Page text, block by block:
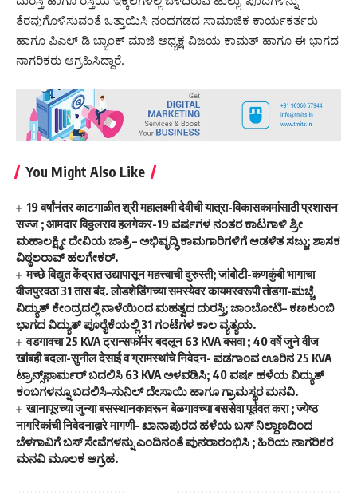
ತೆರವುಗೊಳಿಸುವಂತೆ ಒತ್ತಾಯಿಸಿ ನಂದಗಡದ ಸಾಮಾಜಿಕ ಕಾರ್ಯಕರ್ತರು
ಹಾಗೂ ಪಿಎಲ್ ಡಿ ಬ್ಯಾಂಕ್ ಮಾಜಿ ಅಧ್ಯಕ್ಷ ವಿಜಯ ಕಾಮತ್ ಹಾಗೂ ಈ ಭಾಗದ
ನಾಗರಿಕರು ಆಗ್ರಹಿಸಿದ್ದಾರೆ.
You Might Also Like
19 वर्षांनंतर काटगाळीत श्री महालक्ष्मी देवीची यात्रा-विकासकामांसाठी प्रशासन
सज्ज ; आमदार विठ्ठलराव हलगेकर-19 ವರ್ಷಗಳ ನಂತರ ಕಾಟಗಾಳಿ ಶ್ರೀ
ಮಹಾಲಕ್ಷ್ಮೀ ದೇವಿಯ ಜಾತ್ರೆ – ಅಭಿವೃದ್ಧಿ ಕಾಮಗಾರಿಗಳಿಗೆ ಆಡಳಿತ ಸಜ್ಜು; ಶಾಸಕ
ವಿಠ್ಠಲರಾವ್ ಹಲಗೇಕರ್.
मच्छे विद्युत केंद्रात उद्यापासून महत्त्वाची दुरुस्ती; जांबोटी-कणकुंबी भागाचा
वीजपुरवठा 31 तास बंद. लोडशेडिंगच्या समस्येवर कायमस्वरूपी तोडगा-ಮಚ್ಚೆ
ವಿದ್ಯುತ್ ಕೇಂದ್ರದಲ್ಲಿ ನಾಳೆಯಿಂದ ಮಹತ್ವದ ದುರಸ್ತಿ; ಜಾಂಬೋಟಿ– ಕಣಕುಂಬಿ
ಭಾಗದ ವಿದ್ಯುತ್ ಪೂರೈಕೆಯಲ್ಲಿ 31 ಗಂಟೆಗಳ ಕಾಲ ವ್ಯತ್ಯಯ.
वडगावचा 25 KVA ट्रान्सफॉर्मर बदलून 63 KVA बसवा ; 40 वर्षे जुने वीज
खांबही बदला-सुनील देसाई व ग्रामस्थांचे निवेदन- ವಡಗಾಂವ ಊರಿನ 25 KVA
ಟ್ರಾನ್ಸ್‌ಫಾರ್ಮರ್ ಬದಲಿಸಿ 63 KVA ಅಳವಡಿಸಿ; 40 ವರ್ಷ ಹಳೆಯ ವಿದ್ಯುತ್
ಕಂಬಗಳನ್ನೂ ಬದಲಿಸಿ–ಸುನಿಲ್ ದೇಸಾಯಿ ಹಾಗೂ ಗ್ರಾಮಸ್ಥರ ಮನವಿ.
खानापूरच्या जुन्या बसस्थानकावरून बेळगावच्या बससेवा पूर्ववत करा ; ज्येष्ठ
नागरिकांची निवेदनाद्वारे मागणी- ಖಾನಾಪುರದ ಹಳೆಯ ಬಸ್ ನಿಲ್ದಾಣದಿಂದ
ಬೆಳಗಾವಿಗೆ ಬಸ್ ಸೇವೆಗಳನ್ನು ಎಂದಿನಂತೆ ಪುನರಾರಂಭಿಸಿ ; ಹಿರಿಯ ನಾಗರಿಕರ
ಮನವಿ ಮೂಲಕ ಆಗ್ರಹ.